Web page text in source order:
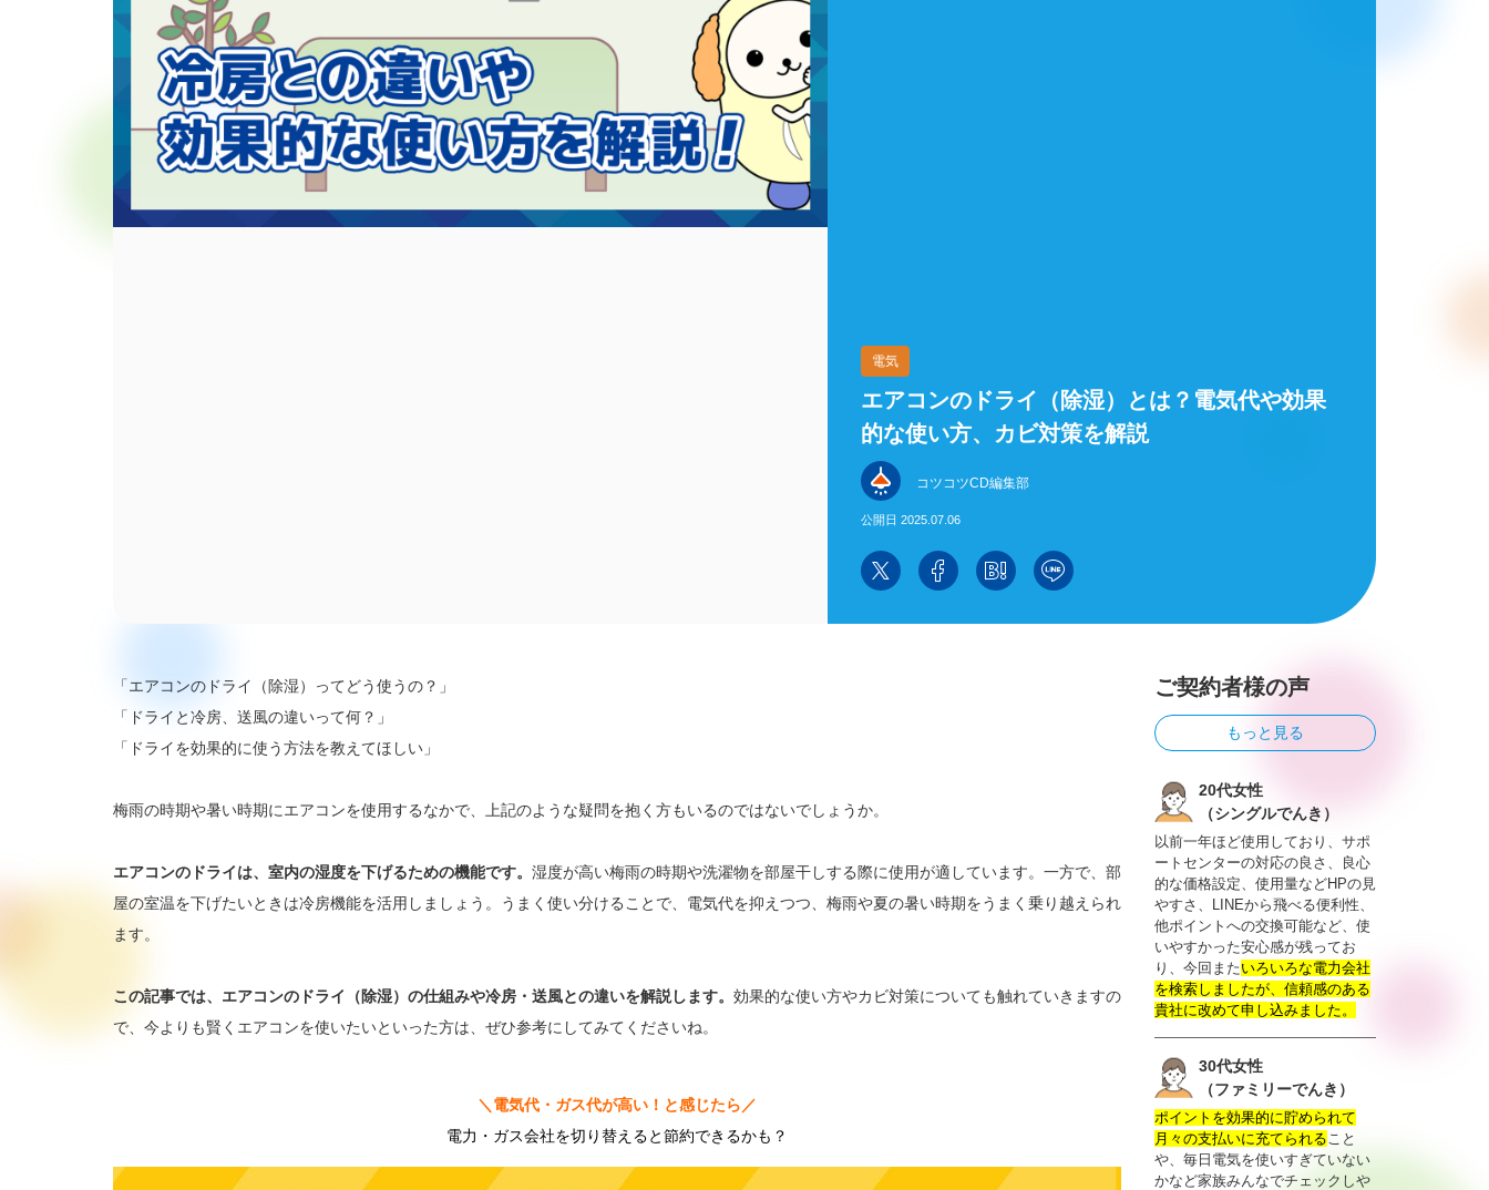
電気
エアコンのドライ（除湿）とは？電気代や効果
的な使い方、カビ対策を解説
コツコツCD編集部
公開日 2025.07.06
「エアコンのドライ（除湿）ってどう使うの？」
「ドライと冷房、送風の違いって何？」
「ドライを効果的に使う方法を教えてほしい」
梅雨の時期や暑い時期にエアコンを使用するなかで、上記のような疑問を抱く方もいるのではないでしょうか。
エアコンのドライは、室内の湿度を下げるための機能です。 湿度が高い梅雨の時期や洗濯物を部屋干しする際に使用が適しています。一方で、部
屋の室温を下げたいときは冷房機能を活用しましょう。うまく使い分けることで、電気代を抑えつつ、梅雨や夏の暑い時期をうまく乗り越えられ
ます。
この記事では、エアコンのドライ（除湿）の仕組みや冷房・送風との違いを解説します。 効果的な使い方やカビ対策についても触れていきますの
で、今よりも賢くエアコンを使いたいといった方は、ぜひ参考にしてみてくださいね。
＼電気代・ガス代が高い！と感じたら／
電力・ガス会社を切り替えると節約できるかも？
ご契約者様の声
もっと見る
20代女性
（シングルでんき）
以前一年ほど使用しており、サポ
ートセンターの対応の良さ、良心
的な価格設定、使用量などHPの見
やすさ、LINEから飛べる便利性、
他ポイントへの交換可能など、使
いやすかった安心感が残ってお
り、今回またいろいろな電力会社
を検索しましたが、信頼感のある
貴社に改めて申し込みました。
30代女性
（ファミリーでんき）
ポイントを効果的に貯められて
月々の支払いに充てられること
や、毎日電気を使いすぎていない
かなど家族みんなでチェックしや